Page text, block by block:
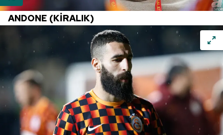
ANDONE (KİRALIK)